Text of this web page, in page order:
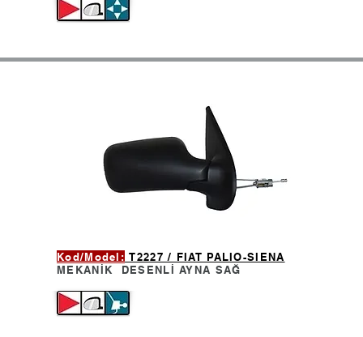
Kod/Model: T2227 / FIAT PALIO-SIENA
MEKANİK DESENLİ AYNA SAĞ